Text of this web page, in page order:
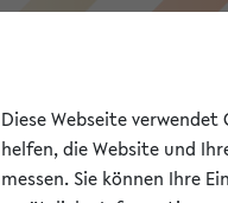
Diese Webseite
helfen, die Website und
messen. Sie können Ihre